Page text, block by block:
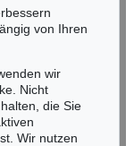
von Ihren
wir
Nicht
die Sie
Wir nutzen